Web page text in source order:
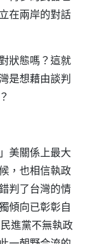
在兩岸的對話
狀態嗎？這就
是想藉由談判
美關係上最大
，也相信執政
判了台灣的情
傾向已彰彰自
進黨不無執政